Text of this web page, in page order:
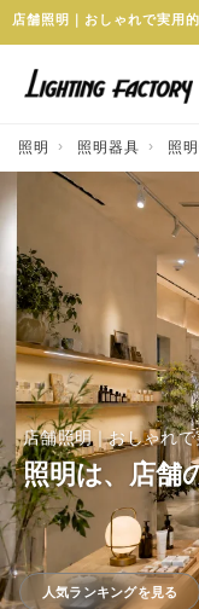
店舗照明｜おしゃれで実用
照明 照明器具 照
人気ランキングを見る
店舗照明｜おしゃれ
照明は、店舗